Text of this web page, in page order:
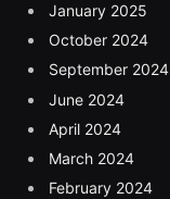
January 2025
October 2024
September 2024
June 2024
April 2024
March 2024
February 2024